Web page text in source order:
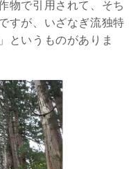
物で引用されて、そち
すが、いざなぎ流独特
というものがありま